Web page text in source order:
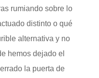
rumiando sobre lo
distinto o qué
alternativa y no
hemos dejado el
la puerta de